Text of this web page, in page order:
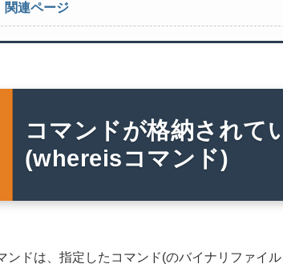
関連ページ
コマンドが格納されて
(whereisコマンド)
ンドは、指定したコマンド(のバイナリファイ